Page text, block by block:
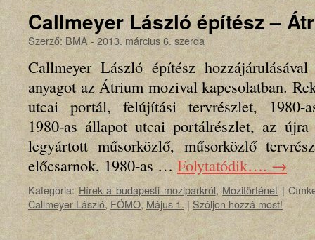
Callmeyer László építész –
Szerző: BMA- 2013. március 6. szerda
Callmeyer László építész
anyagot az Átrium mozival kapcsolatban.
utcai portál, felújítási tervrészlet, 1980-
1980-as állapot utcai portálrészlet, az
legyártott műsorközlő, műsorközlő
előcsarnok, 1980-as …Folytatódik….→
Kategória: Hírek a budapesti moziparkról, Mozitörténet |
Callmeyer László, FÖMO, Május 1. | Szóljon hozzá most!